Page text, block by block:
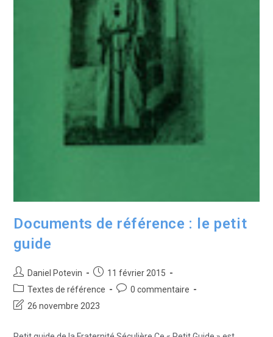
Documents de référence : le petit
guide
Daniel Potevin
11 février 2015
Textes de référence
0 commentaire
26 novembre 2023